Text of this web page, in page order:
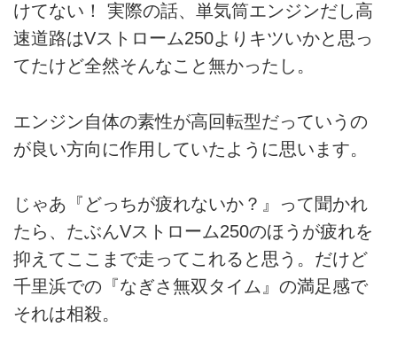
けてない！ 実際の話、単気筒エンジンだし高
速道路はVストローム250よりキツいかと思っ
てたけど全然そんなこと無かったし。
エンジン自体の素性が高回転型だっていうの
が良い方向に作用していたように思います。
じゃあ『どっちが疲れないか？』って聞かれ
たら、たぶんVストローム250のほうが疲れを
抑えてここまで走ってこれると思う。だけど
千里浜での『なぎさ無双タイム』の満足感で
それは相殺。